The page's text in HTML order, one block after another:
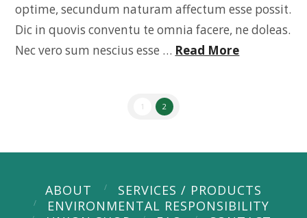
optime, secundum naturam affectum esse possit.
Dic in quovis conventu te omnia facere, ne doleas.
Nec vero sum nescius esse … Read More
1 2
ABOUT
SERVICES / PRODUCTS
ENVIRONMENTAL RESPONSIBILITY